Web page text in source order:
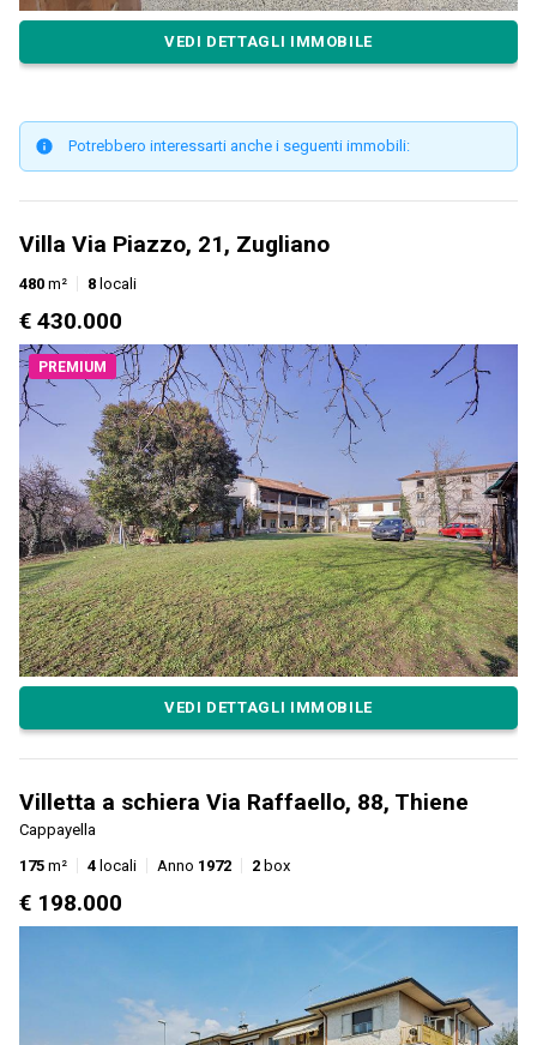
VEDI DETTAGLI IMMOBILE
Potrebbero interessarti anche i seguenti immobili:
Villa Via Piazzo, 21, Zugliano
480 m² 8 locali
€ 430.000
PREMIUM
VEDI DETTAGLI IMMOBILE
Villetta a schiera Via Raffaello, 88, Thiene
Cappayella
175 m² 4 locali Anno 1972 2 box
€ 198.000